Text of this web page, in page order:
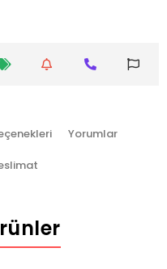
Yorumlar